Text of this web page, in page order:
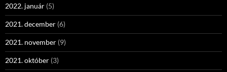
2022. január (5)
2021. december (6)
2021. november (9)
2021. október (3)